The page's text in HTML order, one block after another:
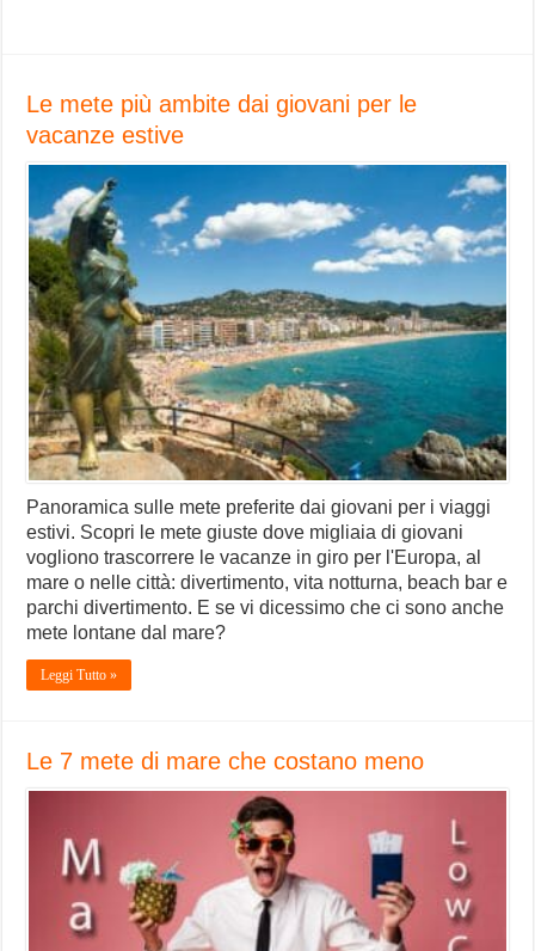
Le mete più ambite dai giovani per le
vacanze estive
Panoramica sulle mete preferite dai giovani per i viaggi
estivi. Scopri le mete giuste dove migliaia di giovani
vogliono trascorrere le vacanze in giro per l'Europa, al
mare o nelle città: divertimento, vita notturna, beach bar e
parchi divertimento. E se vi dicessimo che ci sono anche
mete lontane dal mare?
Leggi Tutto »
Le 7 mete di mare che costano meno